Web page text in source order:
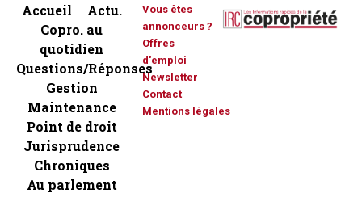
Accueil
Actu.
Copro. au
quotidien
Questions/Réponses
Gestion
Maintenance
Point de droit
Jurisprudence
Chroniques
Au parlement
Vous êtes
annonceurs ?
Offres
d'emploi
Newsletter
Contact
Mentions légales